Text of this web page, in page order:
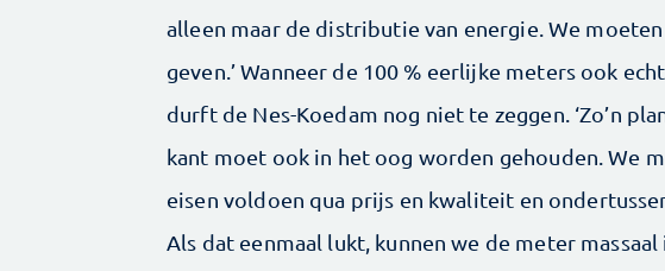
alleen maar de distributie van energie. We
geven.’ Wanneer de 100 % eerlijke meters ook
durft de Nes-Koedam nog niet te zeggen. ‘Zo’n
kant moet ook in het oog worden gehouden. We
eisen voldoen qua prijs en kwaliteit en
Als dat eenmaal lukt, kunnen we de meter massaal